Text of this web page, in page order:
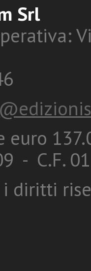
Srl
euro
- C.F.
i diritti